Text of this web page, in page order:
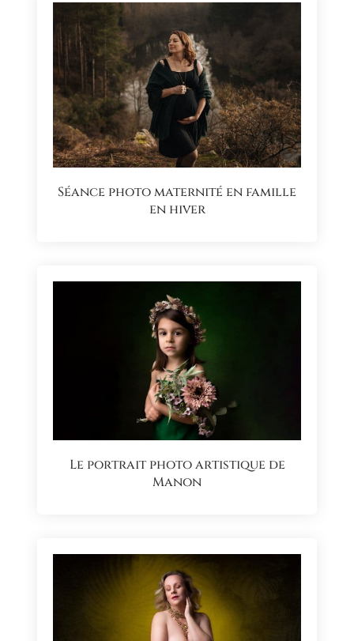
Séance photo maternité en famille
en hiver
Le portrait photo artistique de
Manon